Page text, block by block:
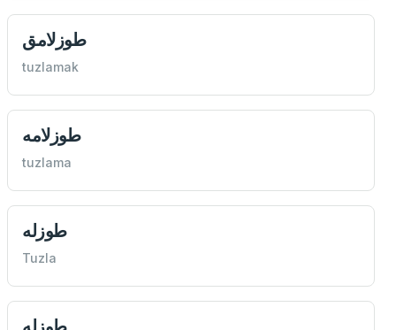
طوزلامق
tuzlamak
طوزلامه
tuzlama
طوزله
Tuzla